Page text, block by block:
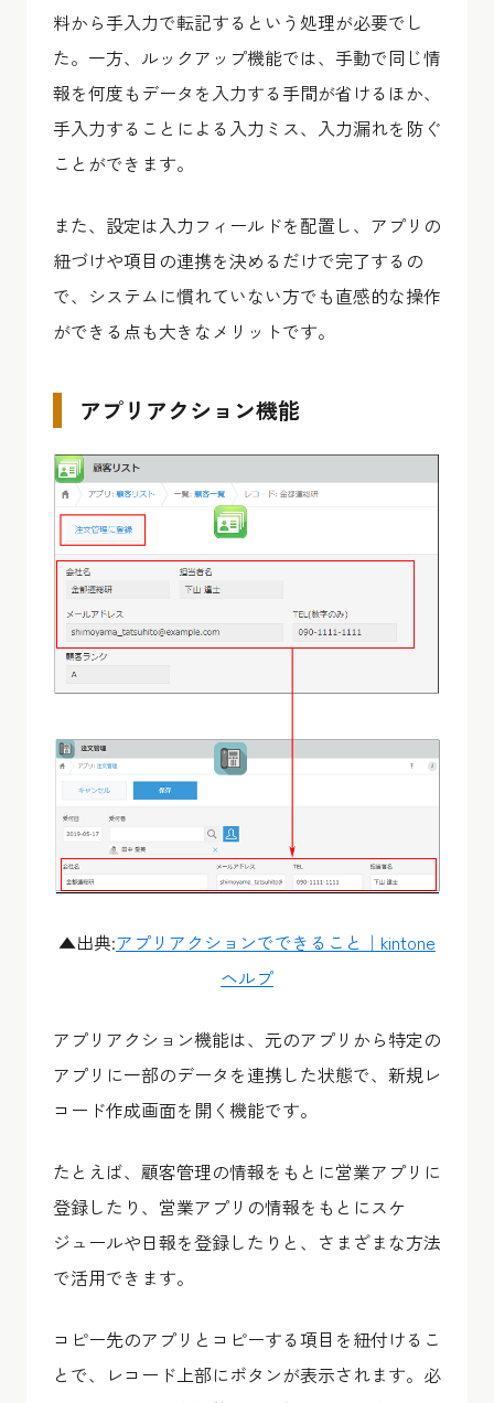
料から手入力で転記するという処理が必要でし
た。一方、ルックアップ機能では、手動で同じ情
報を何度もデータを入力する手間が省けるほか、
手入力することによる入力ミス、入力漏れを防ぐ
ことができます。
また、設定は入力フィールドを配置し、アプリの
紐づけや項目の連携を決めるだけで完了するの
で、システムに慣れていない方でも直感的な操作
ができる点も大きなメリットです。
アプリアクション機能
▲出典:アプリアクションでできること｜kintone
ヘルプ
アプリアクション機能は、元のアプリから特定の
アプリに一部のデータを連携した状態で、新規レ
コード作成画面を開く機能です。
たとえば、顧客管理の情報をもとに営業アプリに
登録したり、営業アプリの情報をもとにスケ
ジュールや日報を登録したりと、さまざまな方法
で活用できます。
コピー先のアプリとコピーする項目を紐付けるこ
とで、レコード上部にボタンが表示されます。必